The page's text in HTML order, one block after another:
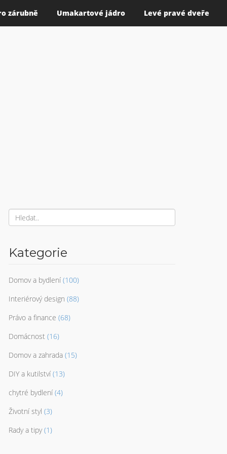
zárubně Umakartové jádro Levé pravé dveře
Kategorie
Domov a bydlení (100)
Interiérový design (88)
Právo a finance (68)
Domácnost (16)
Domov a zahrada (15)
DIY a kutilství (13)
chytré bydlení (4)
Životní styl (3)
Rady a tipy (1)